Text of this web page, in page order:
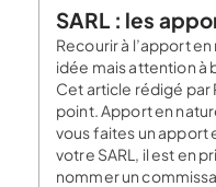
SARL : les
Recourir à l’apport
idée mais attention à
Cet article rédigé par
point. Apport en
vous faites un apport
votre SARL, il est en
nommer un